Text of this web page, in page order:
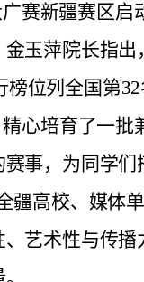
赛新疆赛区启
玉萍院长指
位列全国第32
心培育了一批
事，为同学们
疆高校、媒体
艺术性与传播